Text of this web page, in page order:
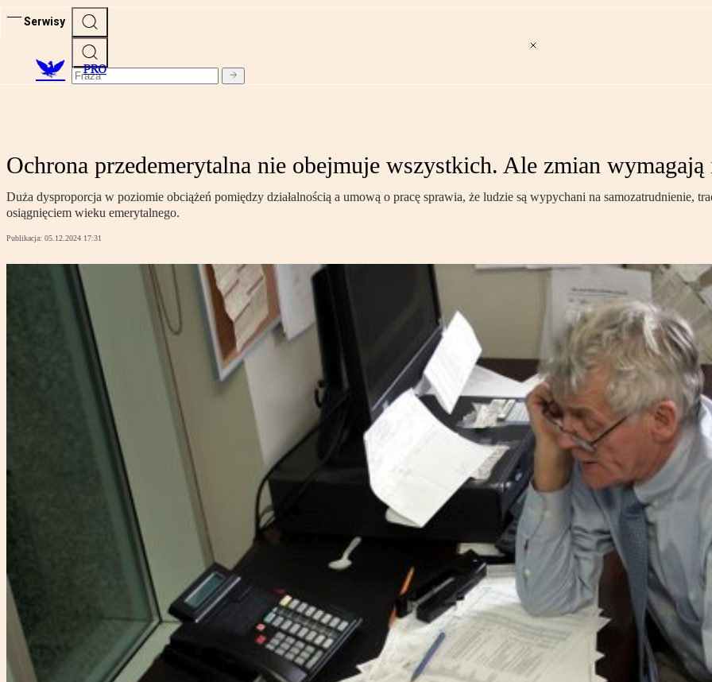
Serwisy
PRO
Ochrona przedemerytalna nie obejmuje wszystkich. Ale zmian
Duża dysproporcja w poziomie obciążeń pomiędzy działalnością a umową o pracę sprawia, że ludzie są wypychani na samozatrudnienie,
osiągnięciem wieku emerytalnego.
Publikacja: 05.12.2024 17:31